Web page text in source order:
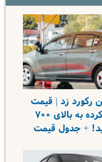
رکورد زد | قیمت
شاهین کارکرده به بالای ۷۰۰
+ جدول قیمت